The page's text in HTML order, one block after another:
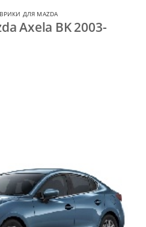
ДЛЯ MAZDA
Axela BK 2003-